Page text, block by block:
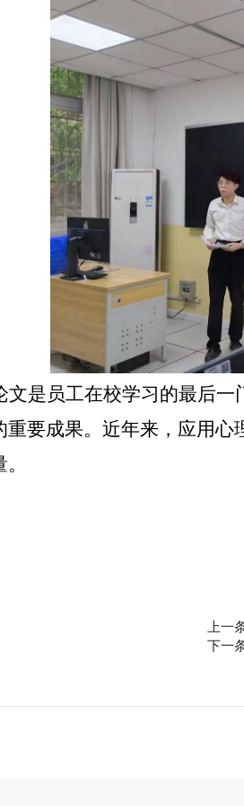
文是员工在校学习的最后
重要成果。近年来，应用心
上一
下一